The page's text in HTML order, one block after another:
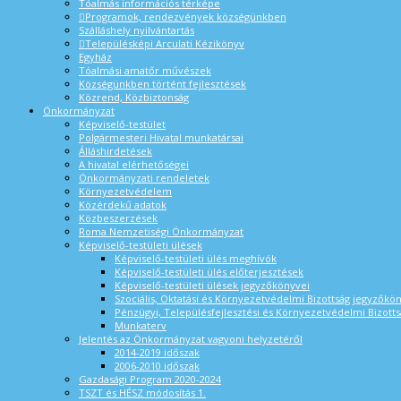
Tóalmás információs térképe
Programok, rendezvények községünkben
Szálláshely nyilvántartás
Településképi Arculati Kézikönyv
Egyház
Tóalmási amatőr művészek
Községünkben történt fejlesztések
Közrend, Közbiztonság
Önkormányzat
Képviselő-testület
Polgármesteri Hivatal munkatársai
Álláshirdetések
A hivatal elérhetőségei
Önkormányzati rendeletek
Környezetvédelem
Közérdekű adatok
Közbeszerzések
Roma Nemzetiségi Önkormányzat
Képviselő-testületi ülések
Képviselő-testületi ülés meghívók
Képviselő-testületi ülés előterjesztések
Képviselő-testületi ülések jegyzőkönyvei
Szociális, Oktatási és Környezetvédelmi Bizottság
Pénzügyi, Településfejlesztési és Környezetvédelmi
Munkaterv
Jelentés az Önkormányzat vagyoni helyzetéről
2014-2019 időszak
2006-2010 időszak
Gazdasági Program 2020-2024
TSZT és HÉSZ módosítás 1.